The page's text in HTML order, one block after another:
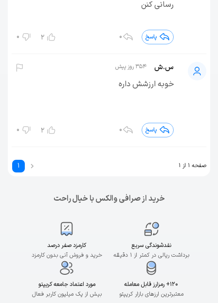
رسانی کنن
پاسخ 0
2
0
س.ش 354 روز پیش
خوبه ارزشش داره
پاسخ 0
2
0
صفحه 1 از 1 1
خرید از صرافی والکس با خیال راحت
نقدشوندگی سریع
برداشت ریالی در کمتر از ۱ دقیقه
کارمزد صفر درصد
خرید و فروش آنی بدون کارمزد
۱۲۰+ رمزارز قابل معامله
معتبرترین ارزهای بازار کریپتو
مورد اعتماد جامعه کریپتو
بیش از یک میلیون کاربر فعال